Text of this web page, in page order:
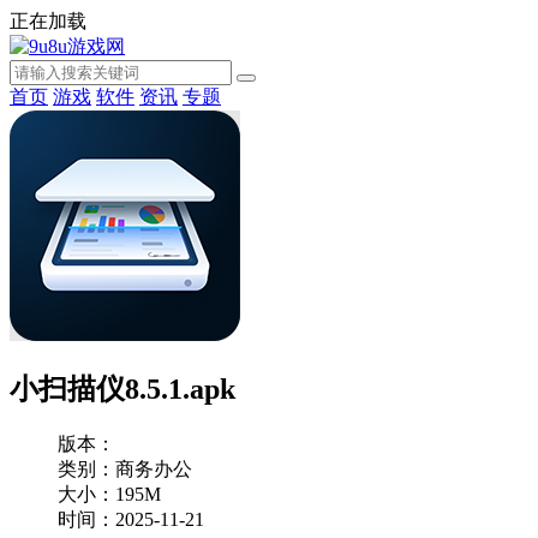
正在加载
首页 游戏 软件 资讯 专题
小扫描仪8.5.1.apk
版本：
类别：商务办公
大小：195M
时间：2025-11-21